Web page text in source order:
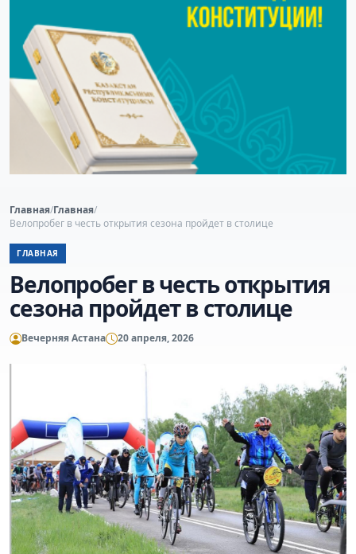
Главная/Главная/
Велопробег в честь открытия сезона пройдет в столице
ГЛАВНАЯ
Велопробег в честь открытия
сезона пройдет в столице
Вечерняя Астана 20 апреля, 2026